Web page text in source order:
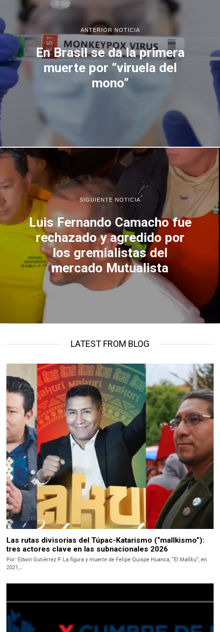
ANTERIOR NOTICIA
En Brasil se da la primera
muerte por “viruela del
mono”
SIGUIENTE NOTICIA
Luis Fernando Camacho fue
rechazado y agredido por
los gremialistas del
mercado Mutualista
LATEST FROM BLOG
Las rutas divisorias del Túpac-Katarismo (“mallkismo”):
tres actores clave en las subnacionales 2026
Por: Edwin Gutiérrez P. La figura y muerte de Felipe Quispe Huanca, “El Mallku”, en
2021,…